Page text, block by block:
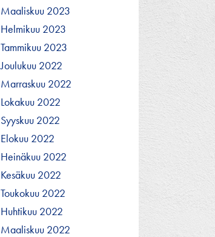
Maaliskuu 2023
Helmikuu 2023
Tammikuu 2023
Joulukuu 2022
Marraskuu 2022
Lokakuu 2022
Syyskuu 2022
Elokuu 2022
Heinäkuu 2022
Kesäkuu 2022
Toukokuu 2022
Huhtikuu 2022
Maaliskuu 2022